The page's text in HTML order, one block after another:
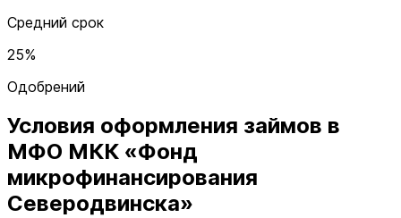
Средний срок
25%
Одобрений
Условия оформления займов в
МФО МКК «Фонд
микрофинансирования
Северодвинска»